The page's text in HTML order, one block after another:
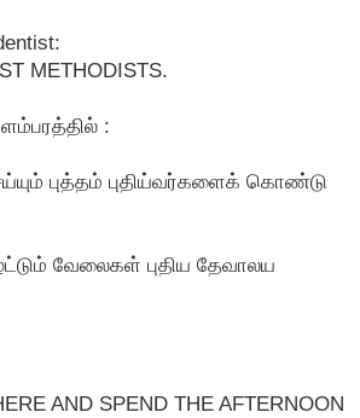
METHODISTS.
:
புத்தம் புதிய்வர்களைக் கொண்டு
வேலைகள் புதிய தேவாலய
AND SPEND THE AFTERNOON